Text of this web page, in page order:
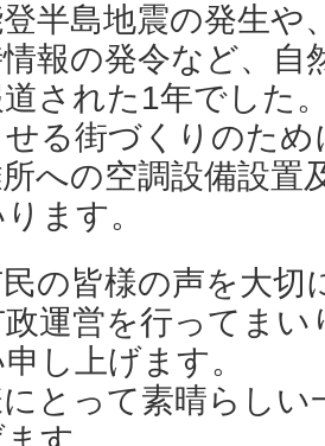
半島地震の発生や
報の発令など、自
された1年でした
る街づくりのた
への空調設備設置
ます。
の皆様の声を大切
政運営を行ってま
し上げます。
とって素晴らし